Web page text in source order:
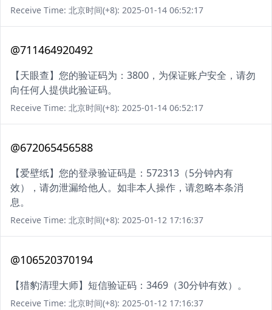
Receive Time: 北京时间(+8): 2025-01-14 06:52:17
@711464920492
【天眼查】您的验证码为：3800，为保证账户安全，请勿
向任何人提供此验证码。
Receive Time: 北京时间(+8): 2025-01-14 06:52:17
@672065456588
【爱壁纸】您的登录验证码是：572313（5分钟内有
效），请勿泄漏给他人。如非本人操作，请忽略本条消
息。
Receive Time: 北京时间(+8): 2025-01-12 17:16:37
@106520370194
【猎豹清理大师】短信验证码：3469（30分钟有效）。
Receive Time: 北京时间(+8): 2025-01-12 17:16:37